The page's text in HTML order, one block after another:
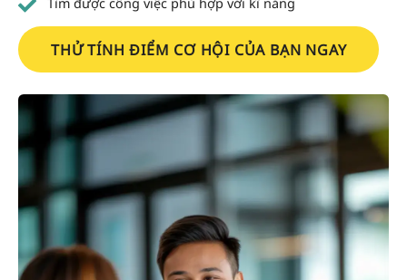
THỬ TÍNH ĐIỂM CƠ HỘI CỦA BẠN NGAY